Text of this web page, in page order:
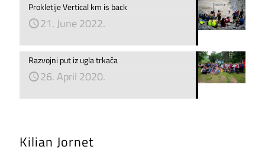
Prokletije Vertical km is back
21. June 2022.
Razvojni put iz ugla trkača
26. April 2020.
Kilian Jornet